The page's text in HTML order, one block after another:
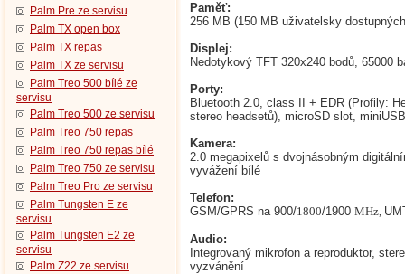
Palm Pre ze servisu
Palm TX open box
Palm TX repas
Palm TX ze servisu
Palm Treo 500 bílé ze
servisu
Palm Treo 500 ze servisu
Palm Treo 750 repas
Palm Treo 750 repas bílé
Palm Treo 750 ze servisu
Palm Treo Pro ze servisu
Palm Tungsten E ze
servisu
Palm Tungsten E2 ze
servisu
Palm Z22 ze servisu
Paměť:
256 MB (150 MB uživatelsky
Displej:
Nedotykový TFT 320x240 bodů, 65000
Porty:
Bluetooth 2.0, class II + EDR (Profily:
stereo headsetů), microSD slot,
Kamera:
2.0 megapixelů s dvojnásobným
vyvážení bílé
Telefon:
GSM/GPRS na 900/1800/1900 MHz,
Audio:
Integrovaný mikrofon a reproduktor,
vyzvánění